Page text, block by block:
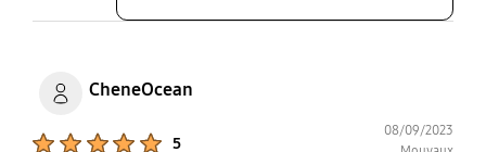
CheneOcean
5
08/09/2023